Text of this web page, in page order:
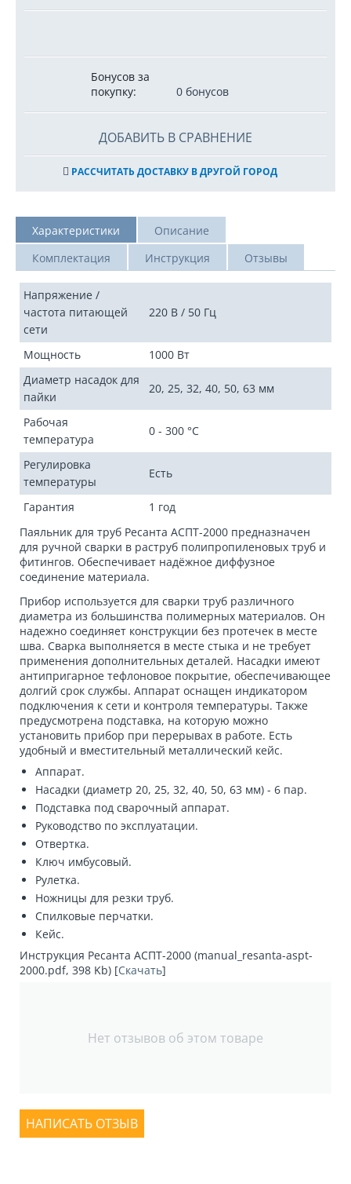
Бонусов за
покупку:
0 бонусов
ДОБАВИТЬ В СРАВНЕНИЕ
РАССЧИТАТЬ ДОСТАВКУ В ДРУГОЙ ГОРОД
Характеристики
Описание
Комплектация
Инструкция Отзывы
Напряжение /
частота питающей
сети
220 В / 50 Гц
Мощность
1000 Вт
Диаметр насадок для
пайки
20, 25, 32, 40, 50, 63 мм
Рабочая
температура
0 - 300 °C
Регулировка
температуры
Есть
Гарантия
1 год
Паяльник для труб Ресанта АСПТ-2000 предназначен
для ручной сварки в раструб полипропиленовых труб и
фитингов. Обеспечивает надёжное диффузное
соединение материала.
Прибор используется для сварки труб различного
диаметра из большинства полимерных материалов. Он
надежно соединяет конструкции без протечек в месте
шва. Сварка выполняется в месте стыка и не требует
применения дополнительных деталей. Насадки имеют
антипригарное тефлоновое покрытие, обеспечивающее
долгий срок службы. Аппарат оснащен индикатором
подключения к сети и контроля температуры. Также
предусмотрена подставка, на которую можно
установить прибор при перерывах в работе. Есть
удобный и вместительный металлический кейс.
Аппарат.
Насадки (диаметр 20, 25, 32, 40, 50, 63 мм) - 6 пар.
Подставка под сварочный аппарат.
Руководство по эксплуатации.
Отвертка.
Ключ имбусовый.
Рулетка.
Ножницы для резки труб.
Спилковые перчатки.
Кейс.
Инструкция Ресанта АСПТ-2000 (manual_resanta-aspt-
2000.pdf, 398 Kb) [Скачать]
Нет отзывов об этом товаре
НАПИСАТЬ ОТЗЫВ